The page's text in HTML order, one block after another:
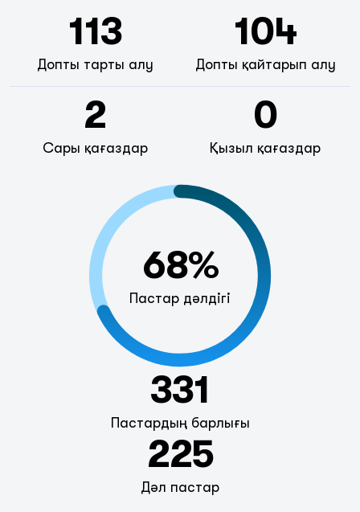
68%
Пастар дәлдігі
331
Пастардың барлығы
225
Дәл пастар
113
Допты тарты алу
104
Допты қайтарып алу
2
Сары қағаздар
0
Қызыл қағаздар